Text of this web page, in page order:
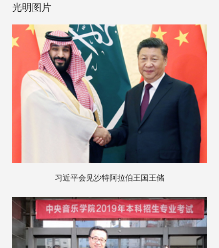
光明图片
习近平会见沙特阿拉伯王国王储